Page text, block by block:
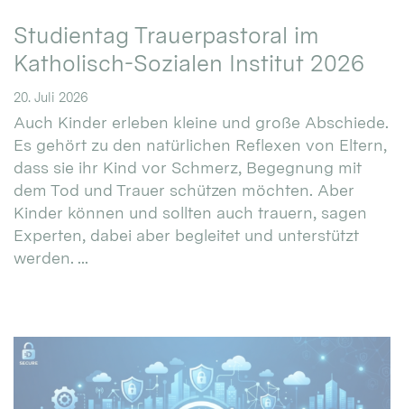
Studientag Trauerpastoral im
Katholisch-Sozialen Institut 2026
20. Juli 2026
Auch Kinder erleben kleine und große Abschiede.
Es gehört zu den natürlichen Reflexen von Eltern,
dass sie ihr Kind vor Schmerz, Begegnung mit
dem Tod und Trauer schützen möchten. Aber
Kinder können und sollten auch trauern, sagen
Experten, dabei aber begleitet und unterstützt
werden. ...